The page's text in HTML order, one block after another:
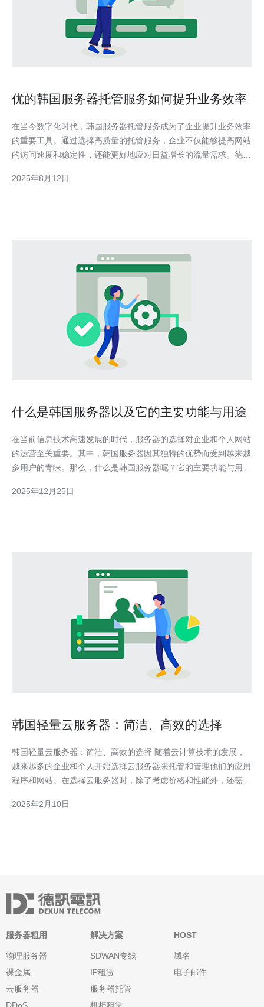
优的韩国服务器托管服务如何提升业务效率
在当今数字化时代，韩国服务器托管服务成为了企业提升业务效率
的重要工具。通过选择高质量的托管服务，企业不仅能够提高网站
的访问速度和稳定性，还能更好地应对日益增长的流量需求。德讯
持，帮助企业实现了更高的运营效率和客户满意度。 高效的服务
2025年8月12日
什么是韩国服务器以及它的主要功能与用途
在当前信息技术高速发展的时代，服务器的选择对企业和个人网站
的运营至关重要。其中，韩国服务器因其独特的优势而受到越来越
多用户的青睐。那么，什么是韩国服务器呢？它的主要功能与用途
国境内的数据中心提供的网络服务器。这些服务器通常采用高速的
2025年12月25日
韩国轻量云服务器：简洁、高效的选择
韩国轻量云服务器：简洁、高效的选择 随着云计算技术的发展，
越来越多的企业和个人开始选择云服务器来托管和管理他们的应用
程序和网站。在选择云服务器时，除了考虑价格和性能外，还需要
程序和网站来说，韩国轻量云服务器
2025年2月10日
服务器租用
物理服务器
裸金属
云服务器
解决方案
SDWAN专线
IP租赁
服务器托管
HOST
域名
电子邮件